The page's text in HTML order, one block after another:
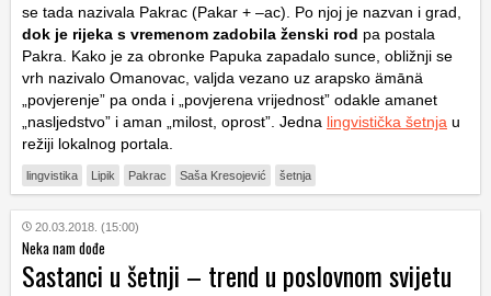
se tada nazivala Pakrac (Pakar + –ac). Po njoj je nazvan i grad,
dok je rijeka s vremenom zadobila ženski rod pa postala
Pakra. Kako je za obronke Papuka zapadalo sunce, obližnji se
vrh nazivalo Omanovac, valjda vezano uz arapsko ämānä
„povjerenje” pa onda i „povjerena vrijednost” odakle amanet
„nasljedstvo” i aman „milost, oprost”. Jedna lingvistička šetnja u
režiji lokalnog portala.
lingvistika Lipik Pakrac Saša Kresojević šetnja
20.03.2018. (15:00)
Neka nam dođe
Sastanci u šetnji – trend u poslovnom svijetu